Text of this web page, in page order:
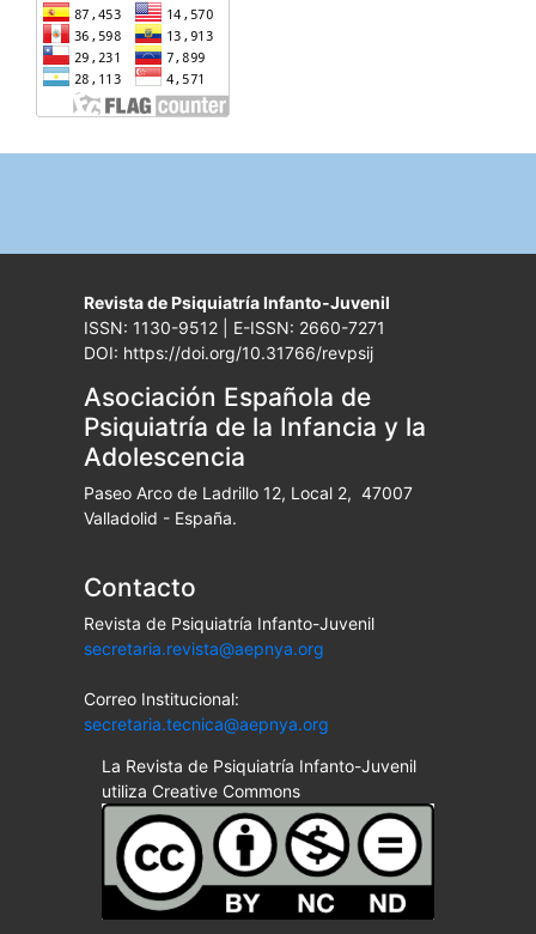
Revista de Psiquiatría Infanto-Juvenil
ISSN: 1130-9512 | E-ISSN: 2660-7271
DOI: https://doi.org/10.31766/revpsij
Asociación Española de
Psiquiatría de la Infancia y la
Adolescencia
Paseo Arco de Ladrillo 12, Local 2, 47007
Valladolid - España.
Contacto
Revista de Psiquiatría Infanto-Juvenil
secretaria.revista@aepnya.org
Correo Institucional:
secretaria.tecnica@aepnya.org
La Revista de Psiquiatría Infanto-Juvenil
utiliza Creative Commons